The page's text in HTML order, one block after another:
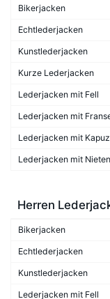
Bikerjacken
Echtlederjacken
Kunstlederjacken
Kurze Lederjacken
Lederjacken mit Fell
Lederjacken mit
Lederjacken mit
Lederjacken mit Nieten
Herren
Bikerjacken
Echtlederjacken
Kunstlederjacken
Lederjacken mit Fell